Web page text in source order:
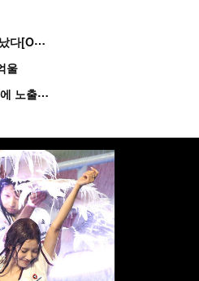
“
연습생 아닙니다” 싸이 '흠뻑쇼' 즉석 캐스팅 여중생, 루머 뿔났다[Oh!쎈 이...
울
'
흑백' 김도윤♥배우 김서연, 4년만 공개열애 시작..드디어 SNS에 노출 [핫피...